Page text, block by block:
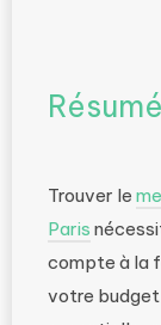
Résumé
Trouver le
Paris
compte à la
votre budget